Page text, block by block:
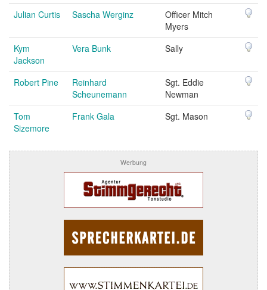
Julian Curtis
Sascha Werginz
Officer Mitch
Myers
Kym
Jackson
Vera Bunk Sally
Robert Pine
Reinhard
Scheunemann
Sgt. Eddie
Newman
Tom
Sizemore
Frank Gala Sgt. Mason
Werbung